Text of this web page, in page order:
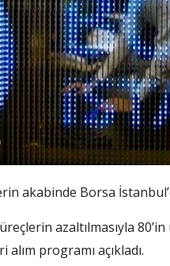
akabinde Borsa
azaltılmasıyla
programı açıkladı.